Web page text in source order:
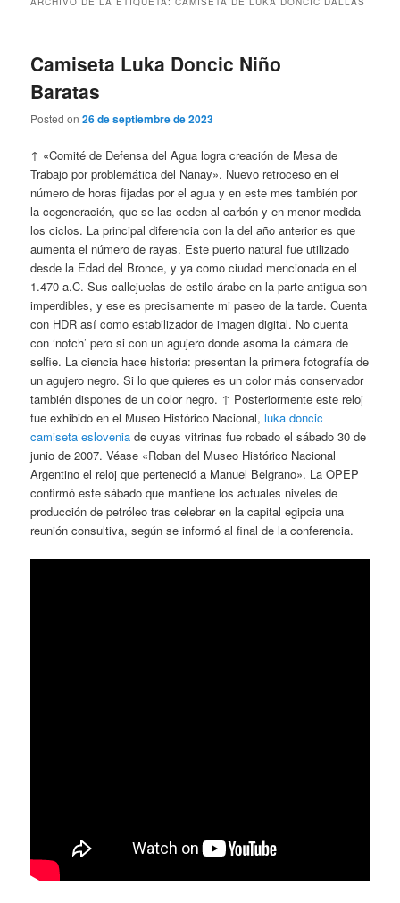
Camiseta Luka Doncic Niño
Baratas
Posted on26 de septiembre de 2023
↑ «Comité de Defensa del Agua logra creación de Mesa de
Trabajo por problemática del Nanay». Nuevo retroceso en el
número de horas fijadas por el agua y en este mes también por
la cogeneración, que se las ceden al carbón y en menor medida
los ciclos. La principal diferencia con la del año anterior es que
aumenta el número de rayas. Este puerto natural fue utilizado
desde la Edad del Bronce, y ya como ciudad mencionada en el
1.470 a.C. Sus callejuelas de estilo árabe en la parte antigua son
imperdibles, y ese es precisamente mi paseo de la tarde. Cuenta
con HDR así como estabilizador de imagen digital. No cuenta
con ‘notch’ pero si con un agujero donde asoma la cámara de
selfie. La ciencia hace historia: presentan la primera fotografía de
un agujero negro. Si lo que quieres es un color más conservador
también dispones de un color negro. ↑ Posteriormente este reloj
fue exhibido en el Museo Histórico Nacional,luka doncic
camiseta eslovenia de cuyas vitrinas fue robado el sábado 30 de
junio de 2007. Véase «Roban del Museo Histórico Nacional
Argentino el reloj que perteneció a Manuel Belgrano». La OPEP
confirmó este sábado que mantiene los actuales niveles de
producción de petróleo tras celebrar en la capital egipcia una
reunión consultiva, según se informó al final de la conferencia.